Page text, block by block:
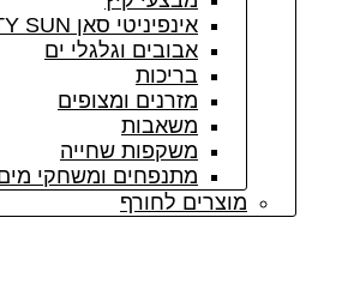
אינפיניטי סאן INFINITY SUN
אבובים וגלגלי ים
בריכות
מזרנים ומצופים
משאבות
משקפות שחייה
מתנפחים ומשחקי
מוצרים לחורף